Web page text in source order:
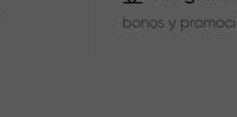
bonos y